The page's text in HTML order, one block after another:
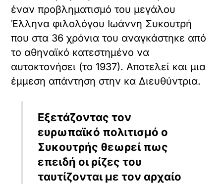
Ο Συκουτρής με ένα άρθρο του στη Νέα
Εστία θεώρησε πως:
«ΣτηνΑρχαία Ελλάδαη τέχνη ήταν
ελεύθερη, ο καλλιτέχνης δεν
επηρεαζόταν από τυράννους ή παπάδες
κοινωνικό λειτούργημα. Δεν ήταν ένα
διακοσμητικό στοιχείο της ζωής, όπως
την κατήντησε το κήρυγμα «η τέχνη για
την τέχνη» και ο αλαζονικός
υποκειμενισμός των διαφόρων esthetes,